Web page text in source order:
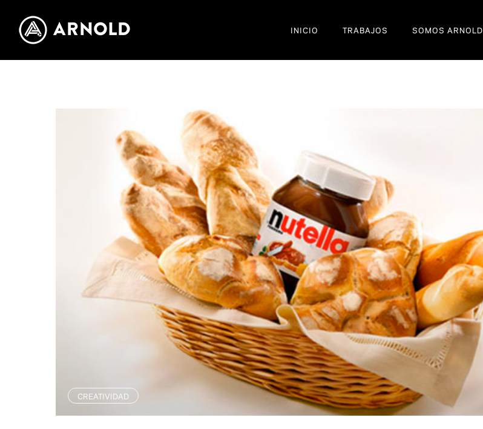
INICIO TRABAJOS SOMOS ARNOLD
CREATIVIDAD